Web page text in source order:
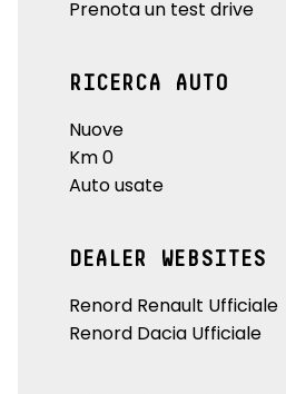
Prenota un test drive
RICERCA AUTO
Nuove
Km 0
Auto usate
DEALER WEBSITES
Renord Renault Ufficiale
Renord Dacia Ufficiale